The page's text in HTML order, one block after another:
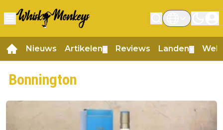
Nieuws Artikelen Reviews Landen
Bonnington